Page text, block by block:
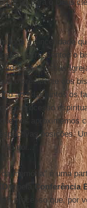
para o Deus
toda a sinceridade
acrescentou o
nas nossas
o presidente dos
abordar juntos os
o processo
nos aproximemos
posições.
dói..."
da memória" é uma
e pela Conferência
processo que, por